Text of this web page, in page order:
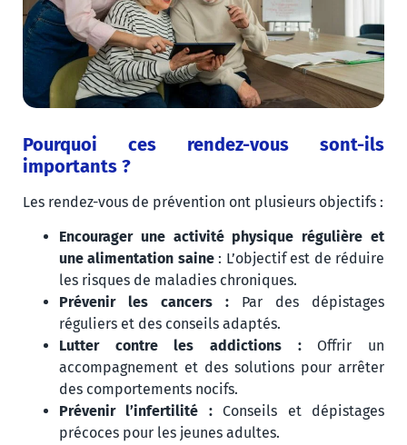
Pourquoi ces rendez-vous sont-ils
importants ?
Les rendez-vous de prévention ont plusieurs objectifs :
Encourager une activité physique régulière et
une alimentation saine: L’objectif est de réduire
les risques de maladies chroniques.
Prévenir les cancers : Par des dépistages
réguliers et des conseils adaptés.
Lutter contre les addictions :Offrir un
accompagnement et des solutions pour arrêter
des comportements nocifs.
Prévenir l’infertilité :Conseils et dépistages
précoces pour les jeunes adultes.